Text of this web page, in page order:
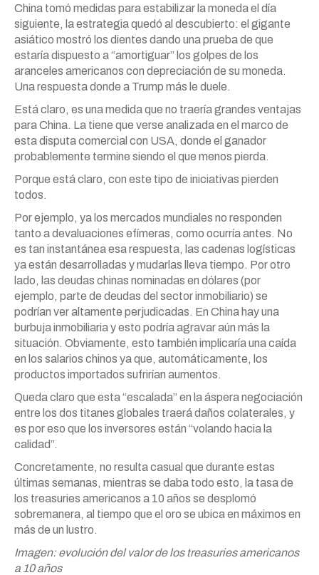
China tomó medidas para estabilizar la moneda el día
siguiente, la estrategia quedó al descubierto: el gigante
asiático mostró los dientes dando una prueba de que
estaría dispuesto a “amortiguar” los golpes de los
aranceles americanos con depreciación de su moneda.
Una respuesta donde a Trump más le duele.
Está claro, es una medida que no traería grandes ventajas
para China. La tiene que verse analizada en el marco de
esta disputa comercial con USA, donde el ganador
probablemente termine siendo el que menos pierda.
Porque está claro, con este tipo de iniciativas pierden
todos.
Por ejemplo, ya los mercados mundiales no responden
tanto a devaluaciones efímeras, como ocurría antes. No
es tan instantánea esa respuesta, las cadenas logísticas
ya están desarrolladas y mudarlas lleva tiempo. Por otro
lado, las deudas chinas nominadas en dólares (por
ejemplo, parte de deudas del sector inmobiliario) se
podrían ver altamente perjudicadas. En China hay una
burbuja inmobiliaria y esto podría agravar aún más la
situación. Obviamente, esto también implicaría una caída
en los salarios chinos ya que, automáticamente, los
productos importados sufrirían aumentos.
Queda claro que esta “escalada” en la áspera negociación
entre los dos titanes globales traerá daños colaterales, y
es por eso que los inversores están “volando hacia la
calidad”.
Concretamente, no resulta casual que durante estas
últimas semanas, mientras se daba todo esto, la tasa de
los treasuries americanos a 10 años se desplomó
sobremanera, al tiempo que el oro se ubica en máximos en
más de un lustro.
Imagen: evolución del valor de los treasuries americanos
a 10 años